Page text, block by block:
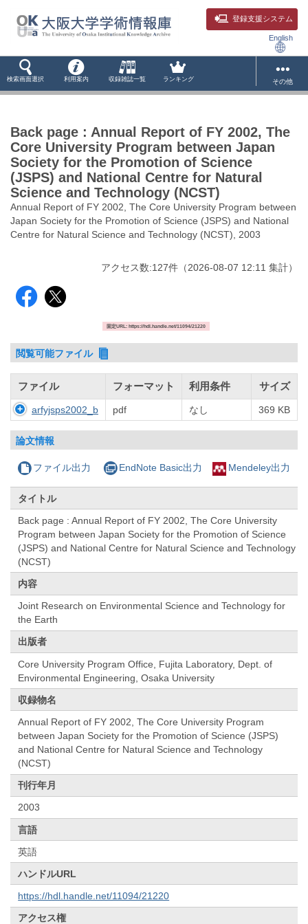
登録支援システム
English
検索画面選択 利用案内 収録雑誌一覧 ランキング その他
Back page : Annual Report of FY 2002, The
Core University Program between Japan
Society for the Promotion of Science
(JSPS) and National Centre for Natural
Science and Technology (NCST)
Annual Report of FY 2002, The Core University Program between
Japan Society for the Promotion of Science (JSPS) and National
Centre for Natural Science and Technology (NCST), 2003
アクセス数:127件 （2026-08-07 12:11 集計）
固定URL: https://hdl.handle.net/11094/21220
閲覧可能ファイル
ファイル フォーマット 利用条件 サイズ
arfyjsps2002_b pdf なし 369 KB
論文情報
ファイル出力 EndNote Basic出力 Mendeley出力
タイトル
Back page : Annual Report of FY 2002, The Core University
Program between Japan Society for the Promotion of Science
(JSPS) and National Centre for Natural Science and Technology
(NCST)
内容
Joint Research on Environmental Science and Technology for
the Earth
出版者
Core University Program Office, Fujita Laboratory, Dept. of
Environmental Engineering, Osaka University
収録物名
Annual Report of FY 2002, The Core University Program
between Japan Society for the Promotion of Science (JSPS)
and National Centre for Natural Science and Technology
(NCST)
刊行年月
2003
言語
英語
ハンドルURL
https://hdl.handle.net/11094/21220
アクセス権